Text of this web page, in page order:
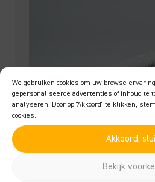
We gebruiken cookies om uw browse-
gepersonaliseerde advertenties of inhoud te
analyseren. Door op "Akkoord" te klikken,
cookies.
Akkoord,
Bekijk
Cobi 18 Main brush